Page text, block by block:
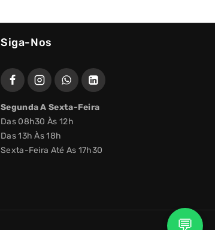
Siga-Nos
Segunda A Sexta-Feira
Das 08h30 Às 12h
Das 13h Às 18h
Sexta-Feira Até As 17h30
💬